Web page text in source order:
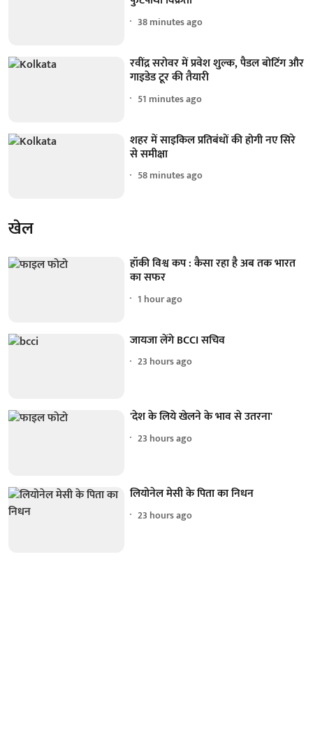
38 minutes ago
रवींद्र सरोवर में प्रवेश शुल्क, पैडल बोटिंग और
गाइडेड टूर की तैयारी
51 minutes ago
शहर में साइकिल प्रतिबंधों की होगी नए सिरे
से समीक्षा
58 minutes ago
खेल
हॉकी विश्व कप : कैसा रहा है अब तक भारत
का सफर
1 hour ago
जायजा लेंगे BCCI सचिव
23 hours ago
'देश के लिये खेलने के भाव से उतरना'
23 hours ago
लियोनेल मेसी के पिता का निधन
23 hours ago